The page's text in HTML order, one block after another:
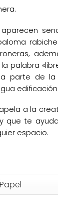
palabra
parte de
edificación.
a la
que te
espacio.